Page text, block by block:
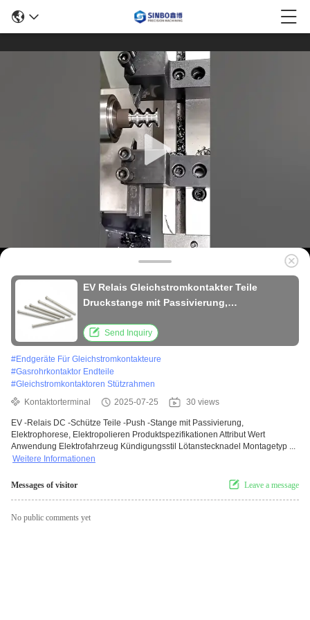
EV Relais Gleichstromkontakter Teile
Druckstange mit Passivierung,
Send Inquiry
#Endgeräte Für Gleichstromkontakteure
#Gasrohrkontaktor Endteile
#Gleichstromkontaktoren Stützrahmen
Kontaktorterminal
2025-07-25 30 views
EV -Relais DC -Schütze Teile -Push -Stange mit Passivierung,
Elektrophorese, Elektropolieren Produktspezifikationen Attribut Wert
Anwendung Elektrofahrzeug Kündigungsstil Lötanstecknadel Montagetyp ...
Weitere Informationen
Messages of visitor Leave a message
No public comments yet